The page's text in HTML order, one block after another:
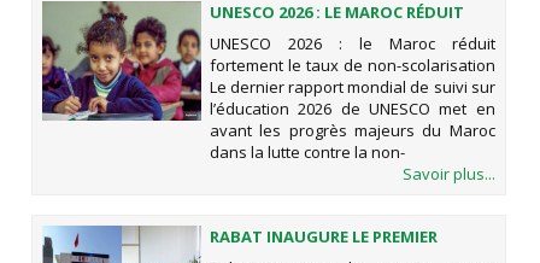
UNESCO 2026 : LE MAROC RÉDUIT
FORTEMENT LE TAUX DE NON-
SCOLARISATION
UNESCO 2026 : le Maroc réduit
fortement le taux de non-scolarisation
Le dernier rapport mondial de suivi sur
l’éducation 2026 de UNESCO met en
avant les progrès majeurs du Maroc
dans la lutte contre la non-
Savoir plus...
RABAT INAUGURE LE PREMIER
CENTRE D'ARCHÉOLOGIE